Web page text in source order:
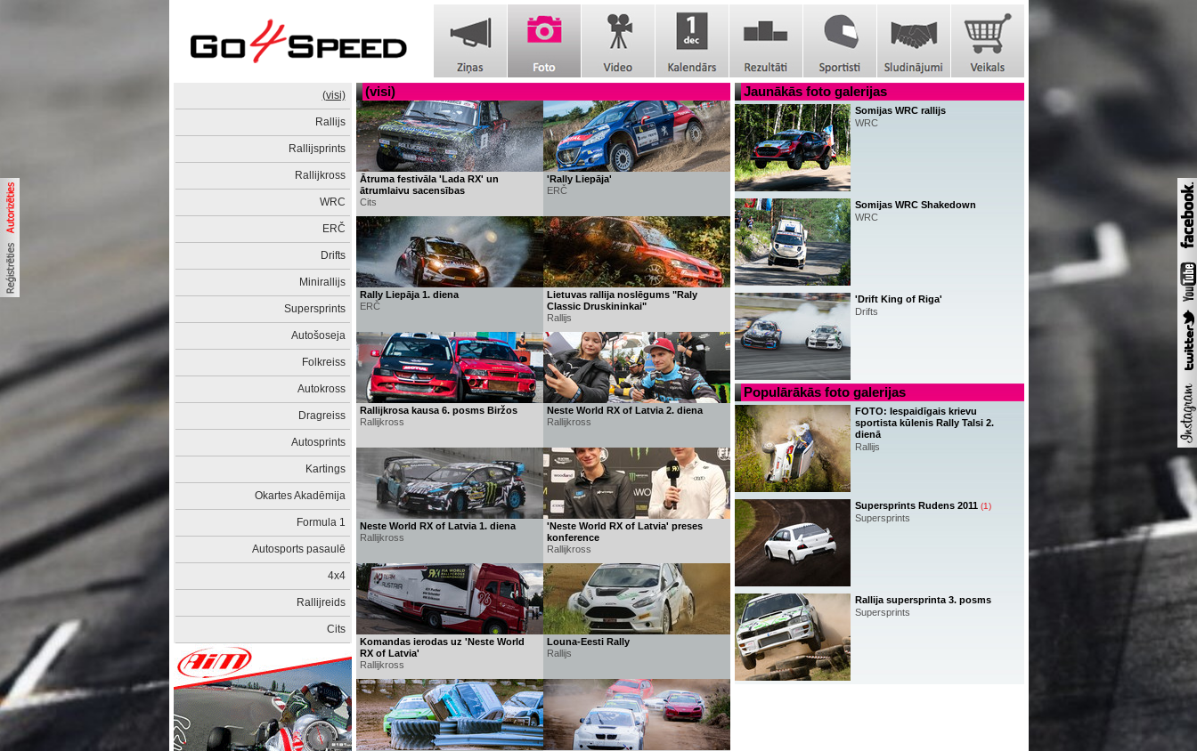
(visi)
Rallijs
Rallijsprints
Rallijkross
WRC
ERČ
Drifts
Minirallijs
Supersprints
Autošoseja
Folkreiss
Autokross
Dragreiss
Autosprints
Kartings
Okartes Akadēmija
Formula 1
Autosports pasaulē
4x4
Rallijreids
Cits
(visi)
Ātruma festivāla 'Lada RX' un
ātrumlaivu sacensības
Cits
'Rally Liepāja'
ERČ
Rally Liepāja 1. diena
ERČ
Lietuvas rallija noslēgums "Raly
Classic Druskininkai"
Rallijs
Rallijkrosa kausa 6. posms Biržos
Rallijkross
Neste World RX of Latvia 2. diena
Rallijkross
Neste World RX of Latvia 1. diena
Rallijkross
'Neste World RX of Latvia' preses
konference
Rallijkross
Komandas ierodas uz 'Neste World
RX of Latvia'
Rallijkross
Louna-Eesti Rally
Rallijs
Jaunākās foto galerijas
Somijas WRC rallijs
WRC
Somijas WRC Shakedown
WRC
'Drift King of Riga'
Drifts
Populārākās foto galerijas
FOTO: Iespaidīgais krievu
sportista kūlenis Rally Talsi 2.
dienā
Rallijs
Supersprints Rudens 2011 (1)
Supersprints
Rallija supersprinta 3. posms
Supersprints